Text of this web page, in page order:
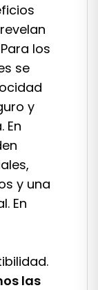
los
se
y
En
y una
En
las